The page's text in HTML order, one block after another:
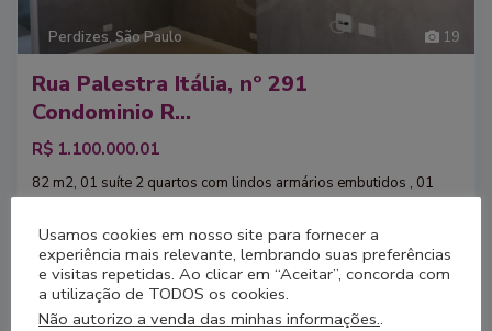
19
Perdizes,São Paulo
Rua Palestra Itália, nº 291
Condominio R...
R$ 1.100.000.01
82 m2, 01 suíte 2 quartos com lindos armários embutidos , 01
próximo a lugares como Espaço Itaú[mais]
2
2
Campos & Caetano Negócios Imobiliários
R
g
i
ã
o
e
r
r
i
n
ã
o
P
u
Usamos cookies em nosso site para fornecer a
experiência mais relevante, lembrando suas preferências
e visitas repetidas. Ao clicar em “Aceitar”, concorda com
a utilização de TODOS os cookies.
Não autorizo a venda das minhas informações..